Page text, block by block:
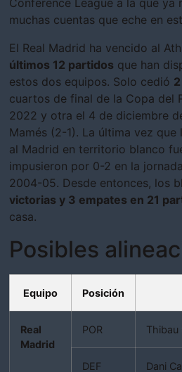
Conference League a la que ya
muchas cuentas que eche en
El Real Madrid ha vencido al
últimos 12 partidos que han
estos dos equipos. Solo cedió
cuartos de final de la Copa del
2022 y otra el 4 de diciembre
Mamés (2-1). La última vez
al Madrid en territorio blanco
impusieron por 0-2 en la
2004-05. Desde entonces, los
victorias y 3 empates en 21
casa.
Posibles
Equipo Posición
Real
Madrid
POR Thibau
DEF Dani